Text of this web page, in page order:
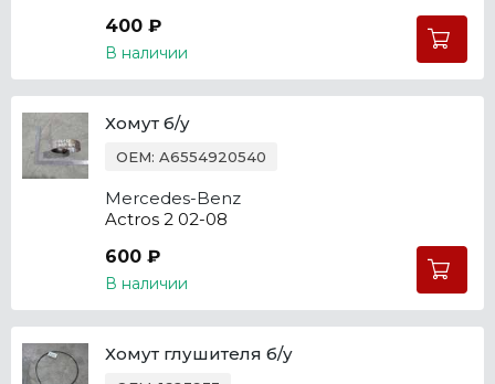
400 ₽
В наличии
Хомут б/у
OEM: A6554920540
Mercedes-Benz
Actros 2 02-08
600 ₽
В наличии
Хомут глушителя б/у